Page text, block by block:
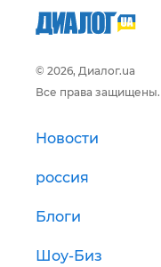
© 2026, Диалог.ua
Все права защищены.
Новости
россия
Блоги
Шоу-Биз